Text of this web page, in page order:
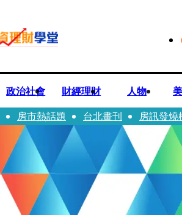
政治社會 財經理財 人物
房市熱話題 台北畫刊 房訊發燒